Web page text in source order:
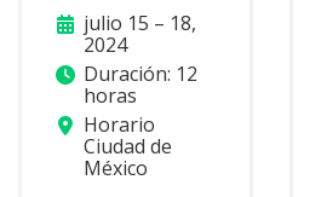
julio 15 – 18,
2024
Duración: 12
horas
Horario
Ciudad de
México